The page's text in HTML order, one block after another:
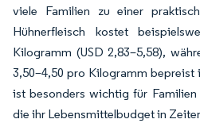
viele Familien zu einer
Hühnerfleisch kostet
Kilogramm (USD 2,83–5,58),
3,50–4,50 pro Kilogramm bepreist
ist besonders wichtig für
die ihr Lebensmittelbudget in